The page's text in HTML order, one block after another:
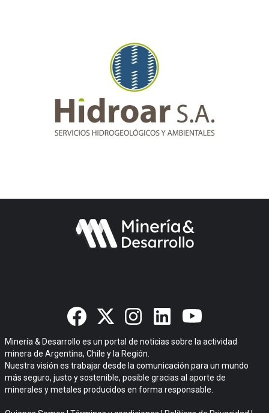
Minería & Desarrollo es un portal de noticias sobre la actividad
minera de Argentina, Chile y la Región.
Nuestra visión es trabajar desde la comunicación para un mundo
más seguro, justo y sostenible, posible gracias al aporte de
minerales y metales producidos en forma responsable.